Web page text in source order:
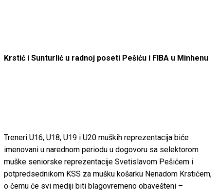
Krstić i Sunturlić u radnoj poseti Pešiću i FIBA u Minhenu
Treneri U16, U18, U19 i U20 muških reprezentacija biće
imenovani u narednom periodu u dogovoru sa selektorom
muške seniorske reprezentacije Svetislavom Pešićem i
potpredsednikom KSS za mušku košarku Nenadom Krstićem,
o čemu će svi mediji biti blagovremeno obavešteni –